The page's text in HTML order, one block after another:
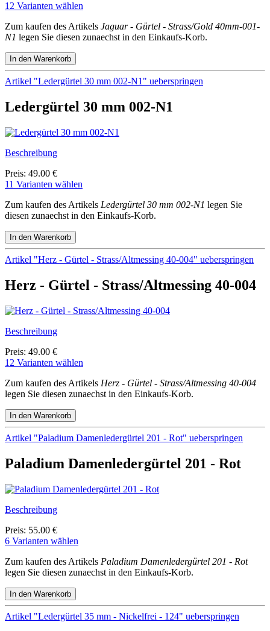
12 Varianten wählen
Zum kaufen des Artikels Jaguar - Gürtel - Strass/Gold 40mm-001-
N1 legen Sie diesen zunaechst in den Einkaufs-Korb.
Artikel "Ledergürtel 30 mm 002-N1" ueberspringen
Ledergürtel 30 mm 002-N1
Beschreibung
Preis: 49.00 €
11 Varianten wählen
Zum kaufen des Artikels Ledergürtel 30 mm 002-N1 legen Sie
diesen zunaechst in den Einkaufs-Korb.
Artikel "Herz - Gürtel - Strass/Altmessing 40-004" ueberspringen
Herz - Gürtel - Strass/Altmessing 40-004
Beschreibung
Preis: 49.00 €
12 Varianten wählen
Zum kaufen des Artikels Herz - Gürtel - Strass/Altmessing 40-004
legen Sie diesen zunaechst in den Einkaufs-Korb.
Artikel "Paladium Damenledergürtel 201 - Rot" ueberspringen
Paladium Damenledergürtel 201 - Rot
Beschreibung
Preis: 55.00 €
6 Varianten wählen
Zum kaufen des Artikels Paladium Damenledergürtel 201 - Rot
legen Sie diesen zunaechst in den Einkaufs-Korb.
Artikel "Ledergürtel 35 mm - Nickelfrei - 124" ueberspringen